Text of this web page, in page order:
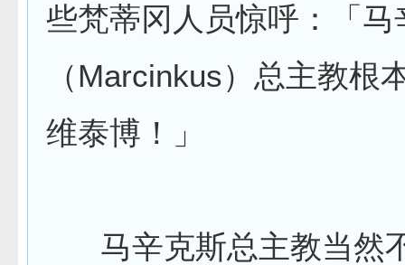
些梵蒂冈人员惊呼：「马
（Marcinkus）总主教根
维泰博！」
马辛克斯总主教当然